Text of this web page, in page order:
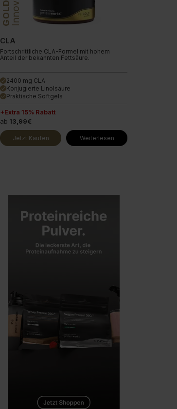
GOLD
CLA
Fortschrittliche CLA-Formel mit hohem
Anteil der bekannten Fettsäure.
done2400 mg CLA
doneKonjugierte Linolsäure
donePraktische Softgels
+Extra 15% Rabatt
ab 13,99€
Jetzt Kaufen Weiterlesen